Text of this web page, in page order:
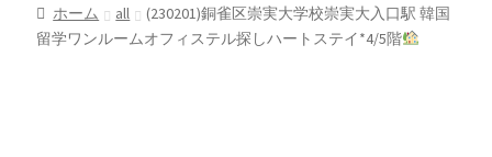
サービス費用
よくある質問
ホーム all
(230201)銅雀区崇実大学校崇実大入口駅 韓国
留学ワンルームオフィステル探しハートステイ*4/5階